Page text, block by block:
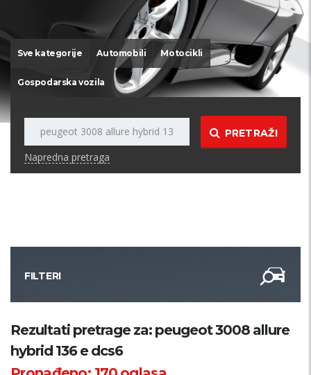
Sve kategorije Automobili Motocikli
Gospodarska vozila
PRETRAŽI
Napredna pretraga
FILTERI
Kategorija
Županija
Rezultati pretrage za: peugeot 3008 allure
hybrid 136 e dcs6